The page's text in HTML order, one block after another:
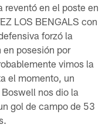
en el poste en
LOS BENGALS con
forzó la
en posesión por
vimos la
el momento, un
nos dio la
gol de campo de 53